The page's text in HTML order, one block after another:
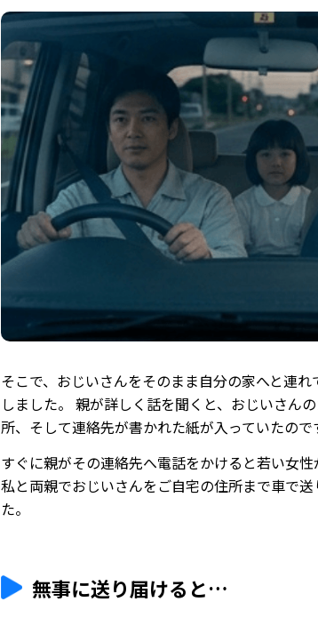
そこで、おじいさんをそのまま自分の家へと連
しました。 親が詳しく話を聞くと、おじいさん
所、そして連絡先が書かれた紙が入っていたので
すぐに親がその連絡先へ電話をかけると若い女性
私と両親でおじいさんをご自宅の住所まで車で
た。
無事に送り届けると…